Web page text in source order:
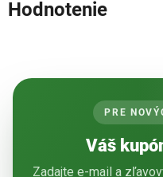
Hodnotenie
PRE
Váš
Zadajte e-mail a